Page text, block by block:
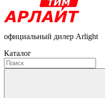
официальный дилер Arlight
Каталог